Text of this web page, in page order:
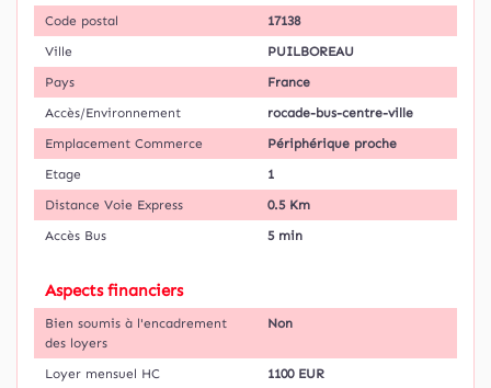
Code postal
17138
Ville
PUILBOREAU
Pays
France
Accès/Environnement
rocade-bus-centre-ville
Emplacement Commerce
Périphérique proche
Etage
1
Distance Voie Express
0.5 Km
Accès Bus
5 min
Aspects financiers
Bien soumis à l'encadrement
des loyers
Non
Loyer mensuel HC
1100 EUR